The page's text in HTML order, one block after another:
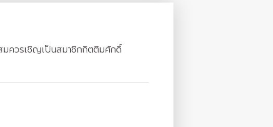
มควรเชิญเป็นสมาชิกกิตติมศักดิ์